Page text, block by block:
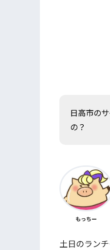
日高市の
の？
もっちー
土日のラン